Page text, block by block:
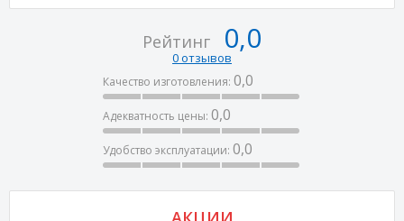
Рейтинг 0,0
0 отзывов
Качество изготовления: 0,0
Адекватность цены: 0,0
Удобство эксплуатации: 0,0